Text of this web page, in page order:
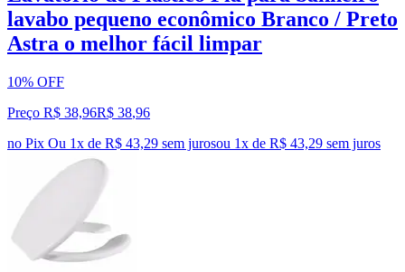
lavabo pequeno econômico Branco / Preto
Astra o melhor fácil limpar
10% OFF
Preço R$ 38,96R$ 38,96
no Pix Ou 1x de R$ 43,29 sem jurosou 1x de R$ 43,29 sem juros